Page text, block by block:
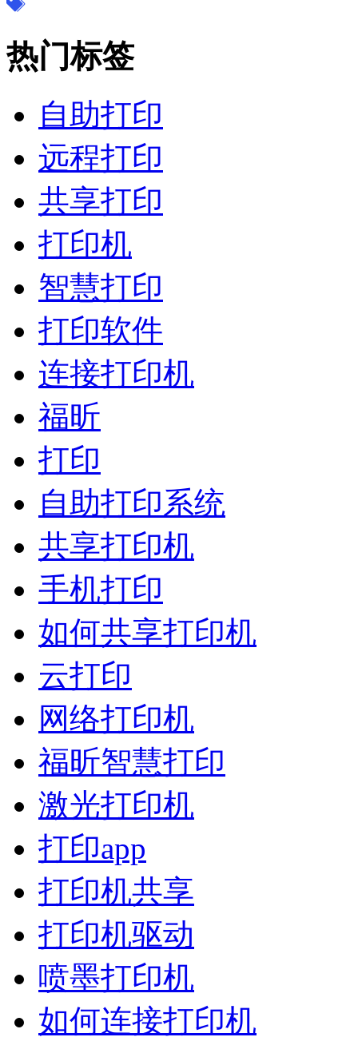
热门标签
自助打印
远程打印
共享打印
打印机
智慧打印
打印软件
连接打印机
福昕
打印
自助打印系统
共享打印机
手机打印
如何共享打印机
云打印
网络打印机
福昕智慧打印
激光打印机
打印app
打印机共享
打印机驱动
喷墨打印机
如何连接打印机